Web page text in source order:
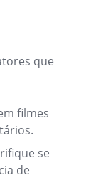
que
filmes
se
de